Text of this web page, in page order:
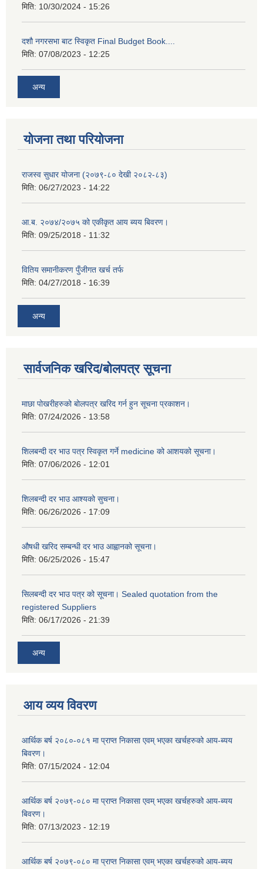
मिति: 10/30/2024 - 15:26
दशौ नगरसभा बाट स्विकृत Final Budget Book....
मिति: 07/08/2023 - 12:25
अन्य
योजना तथा परियोजना
राजस्व सुधार योजना (२०७९-८० देखी २०८२-८३)
मिति: 06/27/2023 - 14:22
आ.ब. २०७४/२०७५ को एकीकृत आय ब्यय बिवरण।
मिति: 09/25/2018 - 11:32
वितिय समानीकरण पुँजीगत खर्च तर्फ
मिति: 04/27/2018 - 16:39
अन्य
सार्वजनिक खरिद/बोलपत्र सूचना
माछा पोखरीहरुको बोलपत्र खरिद गर्न हुन सूचना प्रकाशन।
मिति: 07/24/2026 - 13:58
शिलबन्दी दर भाउ पत्र स्विकृत गर्ने medicine को आशयको सूचना।
मिति: 07/06/2026 - 12:01
शिलबन्दी दर भाउ आश्यको सुचना।
मिति: 06/26/2026 - 17:09
औषधी खरिद सम्बन्धी दर भाउ आह्वानको सूचना।
मिति: 06/25/2026 - 15:47
सिलबन्दी दर भाउ पत्र को सूचना। Sealed quotation from the
registered Suppliers
मिति: 06/17/2026 - 21:39
अन्य
आय व्यय विवरण
आर्थिक बर्ष २०८०-०८१ मा प्राप्त निकासा एवम् भएका खर्चहरुको आय-ब्यय
बिवरण।
मिति: 07/15/2024 - 12:04
आर्थिक बर्ष २०७९-०८० मा प्राप्त निकासा एवम् भएका खर्चहरुको आय-ब्यय
बिवरण।
मिति: 07/13/2023 - 12:19
आर्थिक बर्ष २०७९-०८० मा प्राप्त निकासा एवम् भएका खर्चहरुको आय-ब्यय